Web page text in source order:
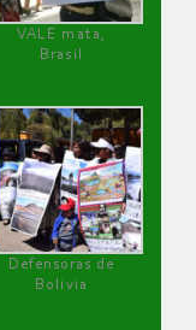
VALE mata,
Brasil
Defensoras de
Bolivia